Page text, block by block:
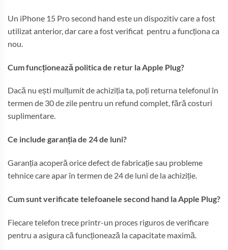
Un iPhone 15 Pro second hand este un dispozitiv care a fost
utilizat anterior, dar care a fost verificat pentru a funcționa ca
nou.
Cum funcționează politica de retur la Apple Plug?
Dacă nu ești mulțumit de achiziția ta, poți returna telefonul în
termen de 30 de zile pentru un refund complet, fără costuri
suplimentare.
Ce include garanția de 24 de luni?
Garanția acoperă orice defect de fabricație sau probleme
tehnice care apar în termen de 24 de luni de la achiziție.
Cum sunt verificate telefoanele second hand la Apple Plug?
Fiecare telefon trece printr-un proces riguros de verificare
pentru a asigura că funcționează la capacitate maximă.